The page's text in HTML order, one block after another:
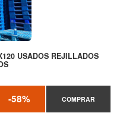
USADOS REJILLADOS
-58% COMPRAR